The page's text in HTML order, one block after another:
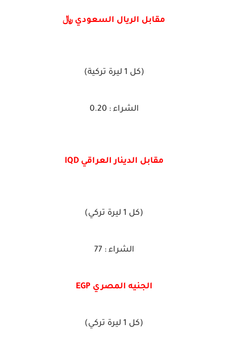
مقابل الريال السعودي ﷼
(كل 1 ليرة تركية)
الشراء : 0.20
مقابل الدينار العراقي IQD
(كل 1 ليرة تركي)
الشراء : 77
الجنيه المصري EGP
(كل 1 ليرة تركي)